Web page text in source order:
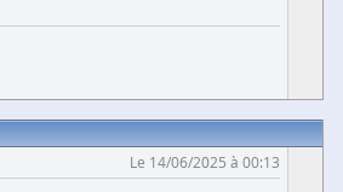
Le 14/06/2025 à 00:13